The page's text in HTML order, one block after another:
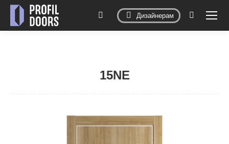
Дизайнерам Поиск:
15NE